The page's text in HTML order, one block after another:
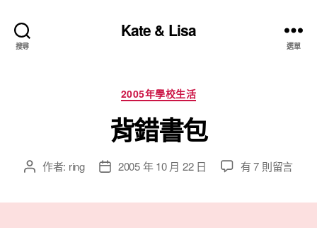
搜尋
Kate & Lisa
選單
分
類
2005年學校生活
背錯書包
文 作者: ring
文 2005 年 10 月 22 日
在
有 7 則留言